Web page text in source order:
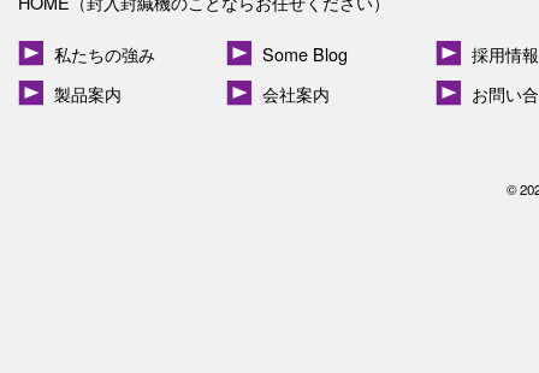
私たちの強み
製品案内
Some Blog
会社案内
採用情報
お問い
©